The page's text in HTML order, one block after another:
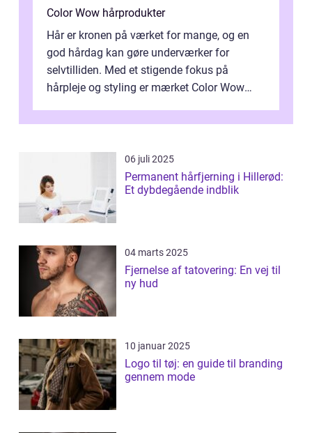
Color Wow hårprodukter
Hår er kronen på værket for mange, og en
god hårdag kan gøre underværker for
selvtilliden. Med et stigende fokus på
hårpleje og styling er mærket Color Wow
innova...
06 juli 2025
Permanent hårfjerning i Hillerød:
Et dybdegående indblik
04 marts 2025
Fjernelse af tatovering: En vej til
ny hud
10 januar 2025
Logo til tøj: en guide til branding
gennem mode